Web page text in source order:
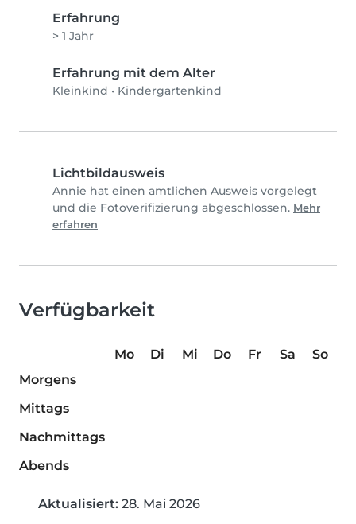
Erfahrung
> 1 Jahr
Erfahrung mit dem Alter
Kleinkind • Kindergartenkind
Lichtbildausweis
Annie hat einen amtlichen Ausweis vorgelegt
und die Fotoverifizierung abgeschlossen. Mehr
erfahren
Verfügbarkeit
Mo Di Mi Do Fr Sa
So
Morgens
Mittags
Nachmittags
Abends
Aktualisiert: 28. Mai 2026